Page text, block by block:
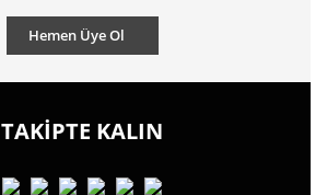
Hemen Üye Ol
TAKİPTE KALIN